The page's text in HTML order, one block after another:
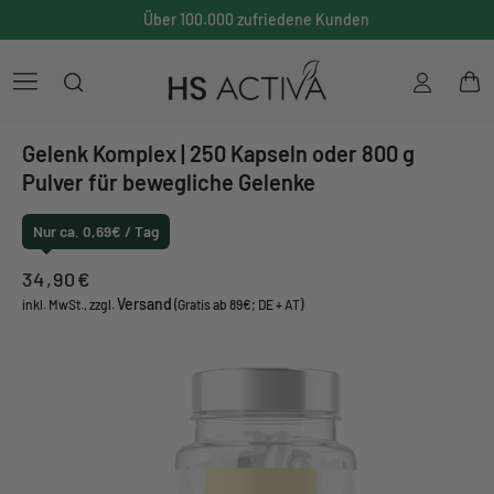
Über 100.000 zufriedene Kunden
Einloggen
Gelenk Komplex | 250 Kapseln oder 800 g
Pulver für bewegliche Gelenke
Nur ca. 0,69€ / Tag
Normaler
Preis
34,90€
inkl. MwSt., zzgl. Versand (Gratis ab 89€; DE + AT)